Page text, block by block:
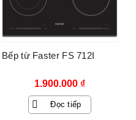
Bếp từ Faster FS 712I
1.900.000 ₫
Đọc tiếp